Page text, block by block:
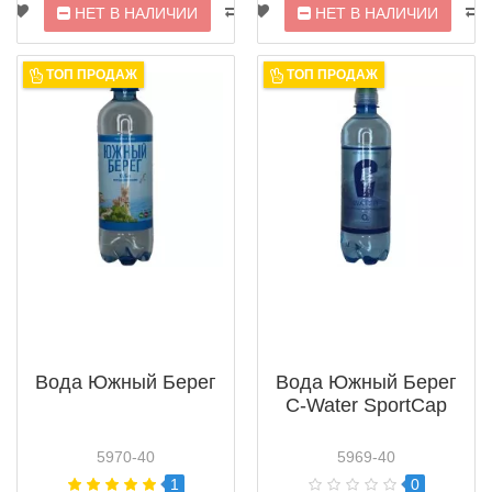
НЕТ В НАЛИЧИИ НЕТ В НАЛИЧИИ
ТОП ПРОДАЖ
Вода Южный Берег
5970-40
1
ТОП ПРОДАЖ
Вода Южный Берег
C-Water SportCap
5969-40
0